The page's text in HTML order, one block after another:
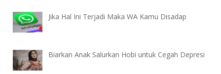
Jika Hal Ini Terjadi Maka WA Kamu Disadap
Biarkan Anak Salurkan Hobi untuk Cegah Depresi